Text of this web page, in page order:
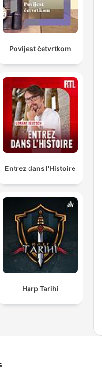
Povijest četvrtkom
Entrez dans l'Histoire
Harp Tarihi